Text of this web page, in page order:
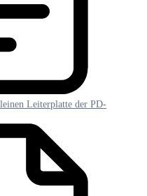
Leiterplatte der PD-